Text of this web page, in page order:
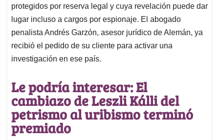
protegidos por reserva legal y cuya revelación puede dar
lugar incluso a cargos por espionaje. El abogado
penalista Andrés Garzón, asesor jurídico de Alemán, ya
recibió el pedido de su cliente para activar una
investigación en ese país.
Le podría interesar: El
cambiazo de Leszli Kálli del
petrismo al uribismo terminó
premiado